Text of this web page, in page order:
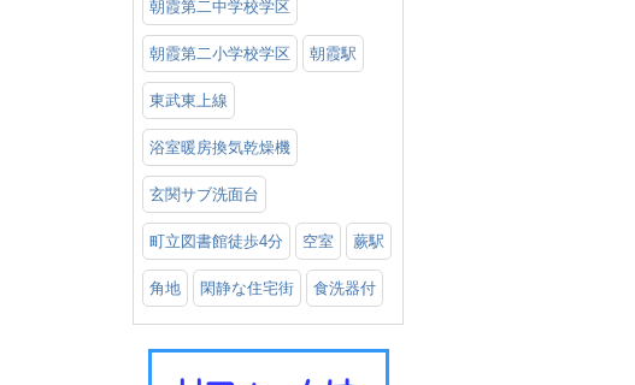
朝霞第二中学校学区
朝霞第二小学校学区 朝霞駅
東武東上線
浴室暖房換気乾燥機
玄関サブ洗面台
町立図書館徒歩4分 空室 蕨駅
角地 閑静な住宅街 食洗器付